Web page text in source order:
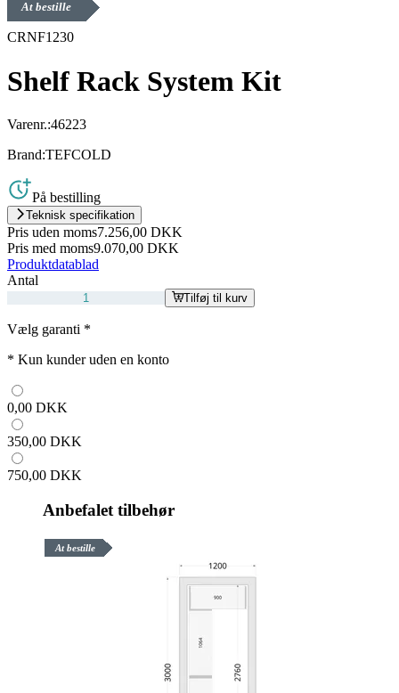
At bestille
CRNF1230
Shelf Rack System Kit
Varenr.:46223
Brand:TEFCOLD
På bestilling
Teknisk specifikation
Pris uden moms7.256,00 DKK
Pris med moms9.070,00 DKK
Produktdatablad
Antal
Tilføj til kurv
Vælg garanti *
* Kun kunder uden en konto
0,00 DKK
350,00 DKK
750,00 DKK
Anbefalet tilbehør
At bestille